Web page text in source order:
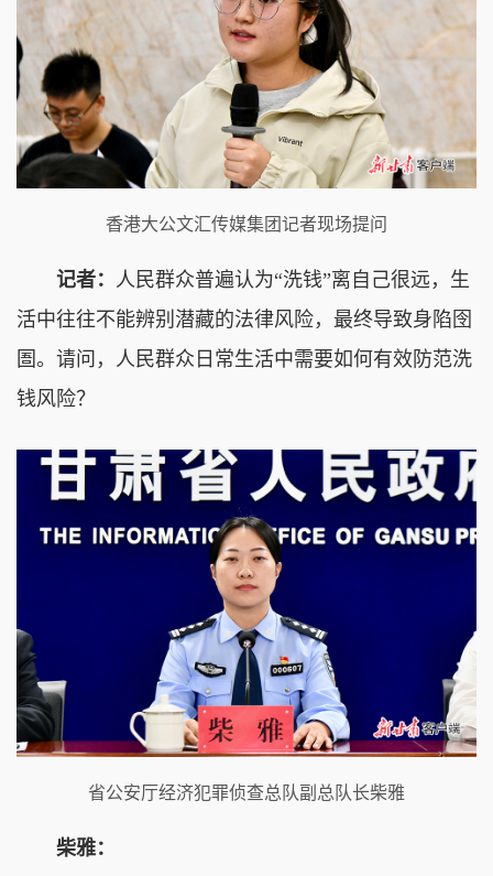
香港大公文汇传媒集团记者现场提问
记者： 人民群众普遍认为“洗钱”离自己很远，生
活中往往不能辨别潜藏的法律风险，最终导致身陷囹
圄。请问，人民群众日常生活中需要如何有效防范洗
钱风险？
省公安厅经济犯罪侦查总队副总队长柴雅
柴雅：